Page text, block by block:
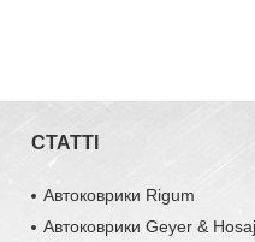
СТАТТІ
Автоковрики Rigum
Автоковрики Geyer &